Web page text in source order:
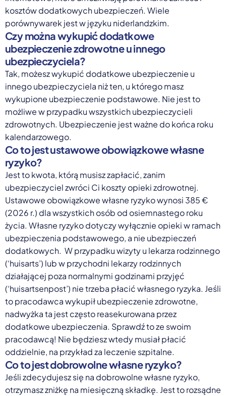
kosztów dodatkowych ubezpieczeń. Wiele
porównywarek jest w języku niderlandzkim.
Czy można wykupić dodatkowe
ubezpieczenie zdrowotne u innego
ubezpieczyciela?
Tak, możesz wykupić dodatkowe ubezpieczenie u
innego ubezpieczyciela niż ten, u którego masz
wykupione ubezpieczenie podstawowe. Nie jest to
możliwe w przypadku wszystkich ubezpieczycieli
zdrowotnych. Ubezpieczenie jest ważne do końca roku
kalendarzowego.
Co to jest ustawowe obowiązkowe własne
ryzyko?
Jest to kwota, którą musisz zapłacić, zanim
ubezpieczyciel zwróci Ci koszty opieki zdrowotnej.
Ustawowe obowiązkowe własne ryzyko wynosi 385 €
(2026 r.) dla wszystkich osób od osiemnastego roku
życia. Własne ryzyko dotyczy wyłącznie opieki w ramach
ubezpieczenia podstawowego, a nie ubezpieczeń
dodatkowych. W przypadku wizyty u lekarza rodzinnego
(‘huisarts’) lub w przychodni lekarzy rodzinnych
działającej poza normalnymi godzinami przyjęć
(‘huisartsenpost’) nie trzeba płacić własnego ryzyka. Jeśli
to pracodawca wykupił ubezpieczenie zdrowotne,
nadwyżka ta jest często reasekurowana przez
dodatkowe ubezpieczenia. Sprawdź to ze swoim
pracodawcą! Nie będziesz wtedy musiał płacić
oddzielnie, na przykład za leczenie szpitalne.
Co to jest dobrowolne własne ryzyko?
Jeśli zdecydujesz się na dobrowolne własne ryzyko,
otrzymasz zniżkę na miesięczną składkę. Jest to rozsądne